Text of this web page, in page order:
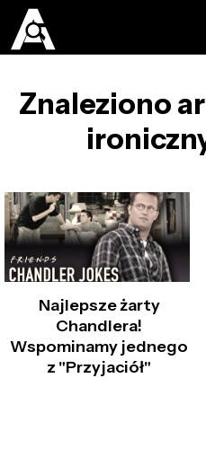
Znaleziono
Najlepsze żarty
Chandlera!
Wspominamy jednego
z "Przyjaciół"